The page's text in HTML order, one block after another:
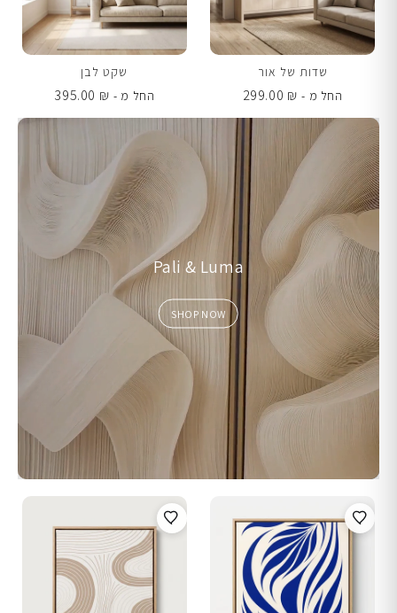
שדות של אור
החל מ -
299.00 ₪
שקט לבן
החל מ -
395.00 ₪
Pali & Luma
SHOP NOW